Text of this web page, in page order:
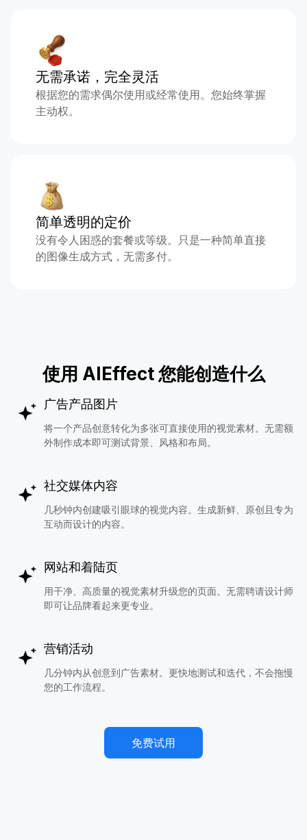
无需承诺，完全灵活
根据您的需求偶尔使用或经常使用。您始终掌握
主动权。
简单透明的定价
没有令人困惑的套餐或等级。只是一种简单直接
的图像生成方式，无需多付。
使用 AIEffect 您能创造什么
广告产品图片
将一个产品创意转化为多张可直接使用的视觉素材。无需额
外制作成本即可测试背景、风格和布局。
社交媒体内容
几秒钟内创建吸引眼球的视觉内容。生成新鲜、原创且专为
互动而设计的内容。
网站和着陆页
用干净、高质量的视觉素材升级您的页面。无需聘请设计师
即可让品牌看起来更专业。
营销活动
几分钟内从创意到广告素材。更快地测试和迭代，不会拖慢
您的工作流程。
免费试用